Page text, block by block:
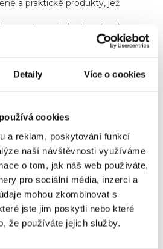
Detaily Více o cookies
cookies
a reklam, poskytování funkcí
naší návštěvnosti využíváme
o tom, jak náš web používáte,
pro sociální média, inzerci a
mohou zkombinovat s
jste jim poskytli nebo které
že používáte jejich služby.
a praktické produkty, jež
cestu – z jednoho nápadu
nabídkou kvalitního vybavení
zajímat